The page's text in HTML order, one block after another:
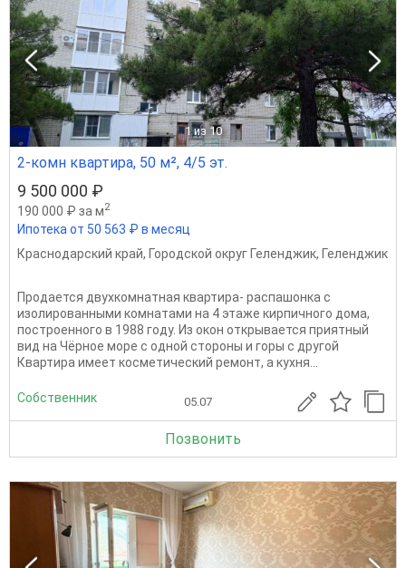
1 из 10
2-комн квартира, 50 м², 4/5 эт.
9 500 000 ₽
190 000 ₽ за м2
Ипотека от 50 563 ₽ в месяц
Краснодарский край, Городской округ Геленджик, Геленджик
Продается двухкомнатная квартира- распашонка с
изолированными комнатами на 4 этаже кирпичного дома,
построенного в 1988 году. Из окон открывается приятный
вид на Чёрное море с одной стороны и горы с другой
Квартира имеет косметический ремонт, а кухня...
Собственник 05.07
Позвонить